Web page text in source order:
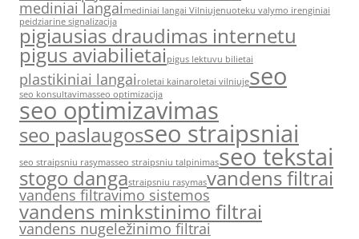
mediniai langai mediniai langai Vilniujenuoteku valymo irenginiai
peidziarine signalizacija
pigiausias draudimas internetu
pigus aviabilietaipigus lektuvu bilietai
plastikiniai langai roletai kainaroletai vilniujeseo
seo konsultavimasseo optimizacija
seo optimizavimas
seo paslaugosseo straipsniai
seo straipsniu rasymasseo straipsniu talpinimasseo tekstai
stogo dangastraipsniu rasymasvandens filtrai
vandens filtravimo sistemos
vandens minkstinimo filtrai
vandens nugeležinimo filtrai